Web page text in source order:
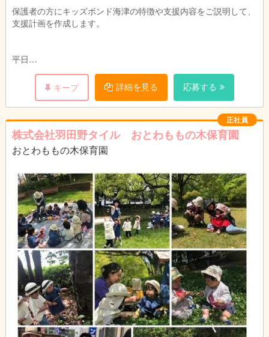
保護者の方にキッズボンド海津の特徴や支援内容をご説明して、
支援計画を作成します。
平日
10：00 出勤後、ミーティング。子どもたちの支援状況を確認
12：00 お昼休み
13：00 各自、デスクワーク及びお迎えの準備。
15：00 学校まで車で子どもたちをお迎え
15：30 子供たちが施設に到着します。子どもたちに合わせた
個別の支援計画にそってカリキュラムを実施します。子どもたち
が安全に楽しく運動や遊びに取り組めるようサポートします。
18：30 施設に戻って後片付け後、終業。
土曜・学校休業日（夏休み等）
9：00 各家庭まで車で子どもたちをお迎え。
9：30 施設到着後、イベント。お出かけに行ったり、施設内で
みんなで協力してお料理したり・・・。イベントはみんなで意見
を出して考えます。
17：00 子どもたちを各家庭まで車で送ります。
17：30 施設に戻って後片付け後、終業。
キープ 詳細を見る 応募する
正社員
株式会社羽田野タイル おとわももの木保育園
おとわももの木保育園